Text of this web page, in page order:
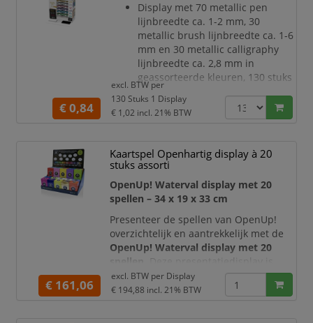
Als eerbetoon aan Parker's
toewijding aan superieur
vakmanschap en aandacht voor
detail is elk
Display met 70 metallic pen
lijnbreedte ca. 1-2 mm, 30
metallic brush lijnbreedte ca. 1-6
mm en 30 metallic calligraphy
lijnbreedte ca. 2,8 mm in
geassorteerde kleuren, 130 stuks
in totaal.
€ 0,84
excl. BTW per
130 Stuks 1 Display
€ 1,02 incl. 21% BTW
Kaartspel Openhartig display à 20
stuks assorti
OpenUp! Waterval display met 20
spellen – 34 x 19 x 33 cm
Presenteer de spellen van OpenUp!
overzichtelijk en aantrekkelijk met de
OpenUp! Waterval display met 20
spellen
. Deze presentatiedisplay is
speciaal ontwikkeld voor het
overzichtelijk uitstallen van maximaal
€ 161,06
excl. BTW per Display
€ 194,88 incl. 21% BTW